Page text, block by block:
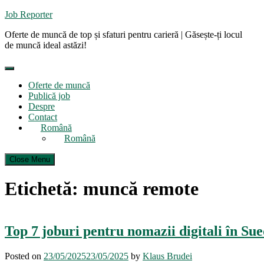
Skip
content
Job Reporter
Oferte de muncă de top și sfaturi pentru carieră | Găsește-ți locul
de muncă ideal astăzi!
Oferte de muncă
Publică job
Despre
Contact
Română
Română
Close Menu
Etichetă: muncă remote
Top 7 joburi pentru nomazii digitali în
Posted on 23/05/202523/05/2025 by Klaus Brudei